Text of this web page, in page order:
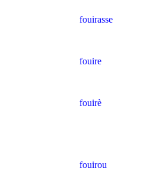
fouirasse
fouire
fouirè
fouirou